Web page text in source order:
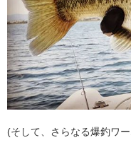
(そして、さらなる爆釣ワ